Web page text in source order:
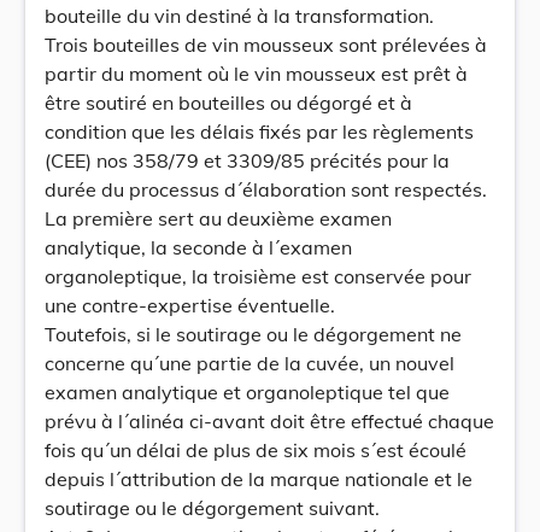
bouteille du vin destiné à la transformation.
Trois bouteilles de vin mousseux sont prélevées à
partir du moment où le vin mousseux est prêt à
être soutiré en bouteilles ou dégorgé et à
condition que les délais fixés par les règlements
(CEE) nos 358/79 et 3309/85 précités pour la
durée du processus d´élaboration sont respectés.
La première sert au deuxième examen
analytique, la seconde à l´examen
organoleptique, la troisième est conservée pour
une contre-expertise éventuelle.
Toutefois, si le soutirage ou le dégorgement ne
concerne qu´une partie de la cuvée, un nouvel
examen analytique et organoleptique tel que
prévu à l´alinéa ci-avant doit être effectué chaque
fois qu´un délai de plus de six mois s´est écoulé
depuis l´attribution de la marque nationale et le
soutirage ou le dégorgement suivant.